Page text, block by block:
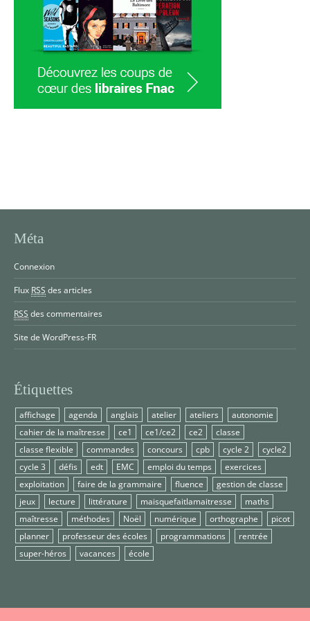
Méta
Connexion
Flux RSS des articles
RSS des commentaires
Site de WordPress-FR
Étiquettes
affichage agenda anglais atelier ateliers
autonomie
cahier de la maîtresse
ce1 ce1/ce2 ce2
classe
classe flexible
commandes concours cpb cycle 2
cycle2
cycle 3
défis edt EMC emploi du temps
exercices
exploitation
faire de la grammaire fluence
gestion de classe
jeux
lecture littérature maisquefaitlamaitresse
maths
maîtresse
méthodes Noël numérique orthographe
picot
planner
professeur des écoles programmations
rentrée
super-héros
vacances école